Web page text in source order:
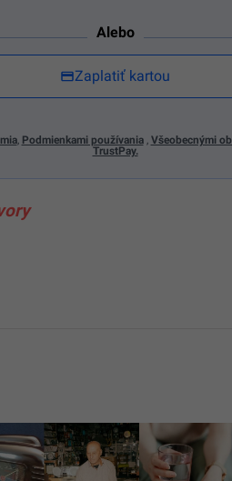
Alebo
Zaplatiť kartou
, Podmienkami používania, Všeobecnými
TrustPay.